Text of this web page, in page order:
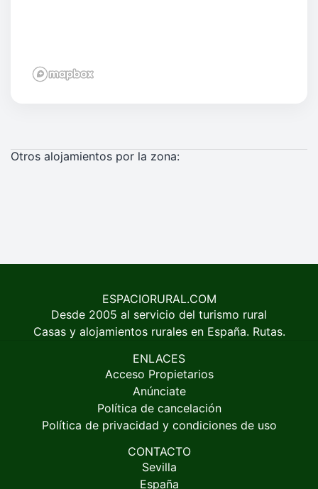
Otros alojamientos por la zona:
ESPACIORURAL.COM
Desde 2005 al servicio del turismo rural
Casas y alojamientos rurales en España. Rutas.
ENLACES
Acceso Propietarios
Anúnciate
Política de cancelación
Política de privacidad y condiciones de uso
CONTACTO
Sevilla
España